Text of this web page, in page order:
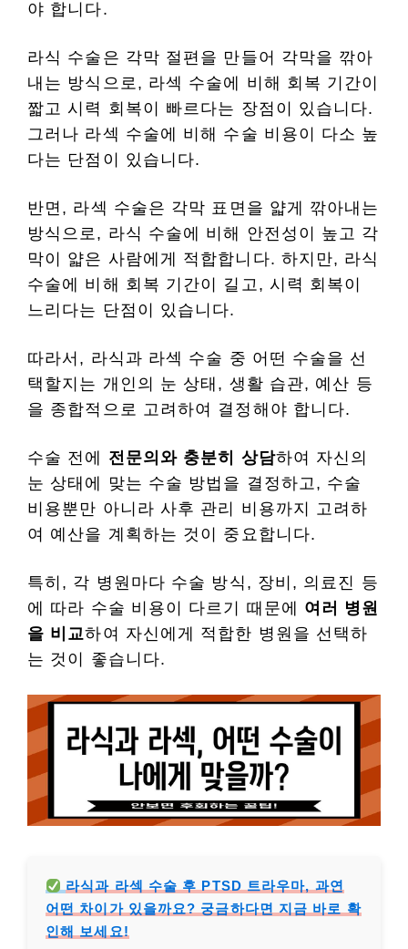
야 합니다.
라식 수술은 각막 절편을 만들어 각막을 깎아
내는 방식으로, 라섹 수술에 비해 회복 기간이
짧고 시력 회복이 빠르다는 장점이 있습니다.
그러나 라섹 수술에 비해 수술 비용이 다소 높
다는 단점이 있습니다.
반면, 라섹 수술은 각막 표면을 얇게 깎아내는
방식으로, 라식 수술에 비해 안전성이 높고 각
막이 얇은 사람에게 적합합니다. 하지만, 라식
수술에 비해 회복 기간이 길고, 시력 회복이
느리다는 단점이 있습니다.
따라서, 라식과 라섹 수술 중 어떤 수술을 선
택할지는 개인의 눈 상태, 생활 습관, 예산 등
을 종합적으로 고려하여 결정해야 합니다.
수술 전에 전문의와 충분히 상담하여 자신의
눈 상태에 맞는 수술 방법을 결정하고, 수술
비용뿐만 아니라 사후 관리 비용까지 고려하
여 예산을 계획하는 것이 중요합니다.
특히, 각 병원마다 수술 방식, 장비, 의료진 등
에 따라 수술 비용이 다르기 때문에 여러 병원
을 비교하여 자신에게 적합한 병원을 선택하
는 것이 좋습니다.
라식과 라섹 수술 후 PTSD 트라우마, 과연
어떤 차이가 있을까요? 궁금하다면 지금 바로 확
인해 보세요!